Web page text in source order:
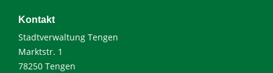
Kontakt
Stadtverwaltung Tengen
Marktstr. 1
78250 Tengen